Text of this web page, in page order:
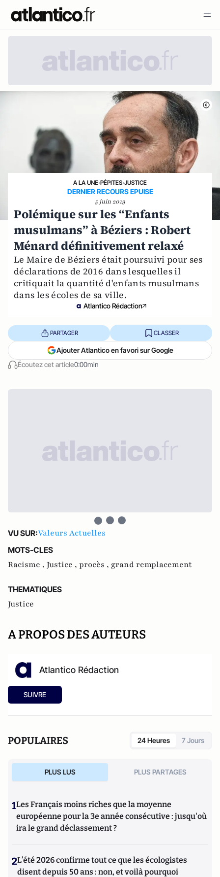
A LA UNE›PÉPITES›JUSTICE
DERNIER RECOURS EPUISE
5 juin 2019
Polémique sur les “Enfants
musulmans” à Béziers : Robert
Ménard définitivement relaxé
Le Maire de Béziers était poursuivi pour ses
déclarations de 2016 dans lesquelles il
critiquait la quantité d'enfants musulmans
dans les écoles de sa ville.
Atlantico Rédaction
Écoutez cet article0:00min
PARTAGER CLASSER
Ajouter Atlantico en favori sur Google
VU SUR:Valeurs Actuelles
MOTS-CLES
Racisme , Justice , procès , grand remplacement
THEMATIQUES
Justice
A PROPOS DES AUTEURS
Atlantico Rédaction
SUIVRE
POPULAIRES 24 Heures 7 Jours
PLUS LUS PLUS PARTAGES
1Les Français moins riches que la moyenne
européenne pour la 3e année consécutive : jusqu'où
ira le grand déclassement ?
2L’été 2026 confirme tout ce que les écologistes
disent depuis 50 ans : non, et voilà pourquoi